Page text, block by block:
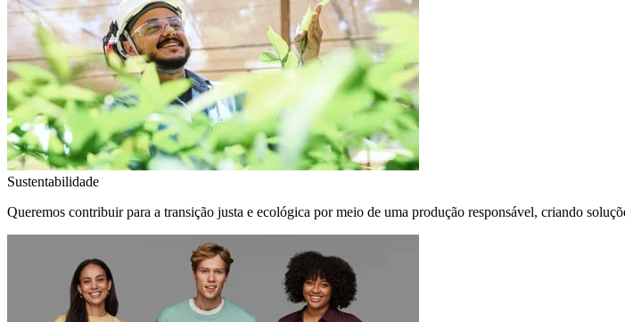
Sustentabilidade
Queremos contribuir para a transição justa e ecológica por meio de uma produção responsável, criando